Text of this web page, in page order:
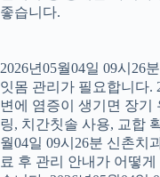
좋습니다.
2026년05월04일 09시26
잇몸 관리가 필요합니다.
변에 염증이 생기면 장기
링, 치간칫솔 사용, 교합
월04일 09시26분 신촌치
료 후 관리 안내가 어떻